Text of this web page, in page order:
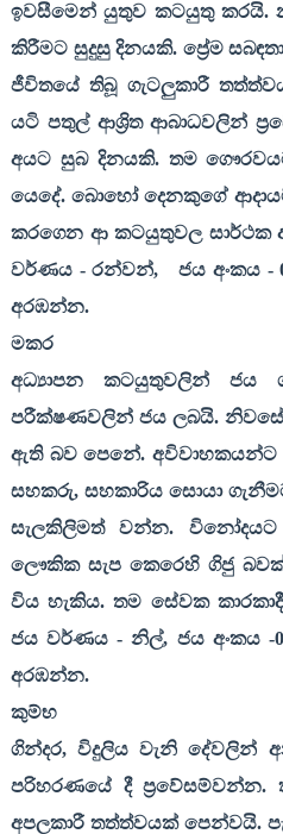
ඉවසීමෙන් යුතුව කටයුතු කරයි.
කිරීමට සුදුසු දිනයකි. ප්‍රේම
ජීවිතයේ තිබූ ගැටලුකාරී
යටි පතුල් ආශ්‍රිත ආබාධවලින්
අයට සුබ දිනයකි. තම
යෙදේ. බොහෝ දෙනකුගේ
කරගෙන ආ කටයුතුවල සාර්ථක
වර්ණය - රන්වන්, ජය අංකය -
අරඹන්න.
මකර
අධ්‍යාපන කටයුතුවලින් ජය
පරීක්ෂණවලින් ජය ලබයි. නිවසේ
ඇති බව පෙනේ.
සහකරු, සහකාරිය සොයා
සැලකිලිමත් වන්න. විනෝදයට
ලෞකික සැප කෙරෙහි ගිජු
විය හැකිය. තම සේවක
ජය වර්ණය - නිල්, ජය අංකය -
අරඹන්න.
කුම්භ
ගින්දර,විදුලිය වැනි දේවලින්
පරිහරණයේ දී ප්‍රවේසම්වන්න.
අපලකාරී තත්ත්වයක් පෙන්වයි.